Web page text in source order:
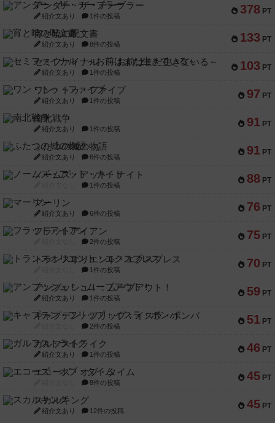
378 PT
アンダー・ザ・テーブラー
紹介文あり 1件の投稿
133 PT
宵と暁の呪文書
紹介文あり 8件の投稿
103 PT
セミファイナル ～お前はまだ生きている～
紹介文あり 1件の投稿
97 PT
ワン・トゥ・ファイブ
紹介文あり 1件の投稿
91 PT
南北戦争
紹介文あり 1件の投稿
91 PT
ふたつの城の物語
紹介文あり 6件の投稿
88 PT
ノームズ・アット・ナイト
1件の投稿
76 PT
マーリン
紹介文あり 6件の投稿
75 PT
フラットアイアン
2件の投稿
70 PT
トランスオリエント・エクスプレス
1件の投稿
59 PT
アンブッシュ！：ムーブアウト！
紹介文あり 1件の投稿
51 PT
キャプテン・フリップ：イスラ・ボンバ
2件の投稿
46 PT
ガルフストライク
紹介文あり 1件の投稿
45 PT
エコーズ・オブ・タイム
8件の投稿
45 PT
スカルキング
紹介文あり 12件の投稿